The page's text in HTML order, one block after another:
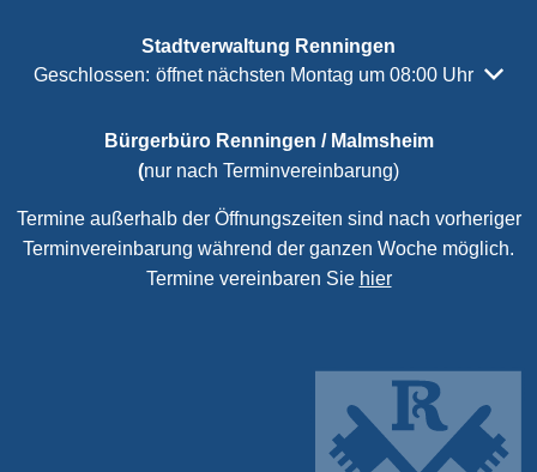
Stadtverwaltung Renningen
Klicken, um weitere Öffnungs- oder Schließzeiten
Geschlossen: öffnet nächsten Montag um 08:00 Uhr
Bürgerbüro Renningen / Malmsheim
(nur nach Terminvereinbarung)
Termine außerhalb der Öffnungszeiten sind nach vorheriger
Terminvereinbarung während der ganzen Woche möglich.
Termine vereinbaren Sie hier